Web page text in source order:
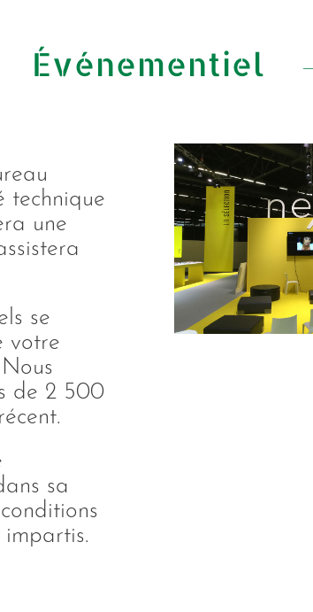
Événementiel
technique
une
se
votre
de 2 500
sa